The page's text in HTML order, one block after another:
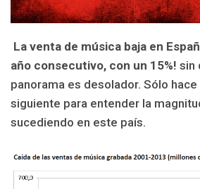
La venta de música baja en
año consecutivo, con un 15%! sin
panorama es desolador. Sólo
siguiente para entender la
sucediendo en este país.